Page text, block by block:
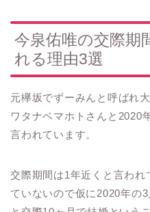
今泉佑唯の交際期
れる理由3選
元欅坂でずーみんと呼ばれ
ワタナベマホトさんと2020
言われています。
交際期間は1年近くと言われ
ていないので仮に2020年の